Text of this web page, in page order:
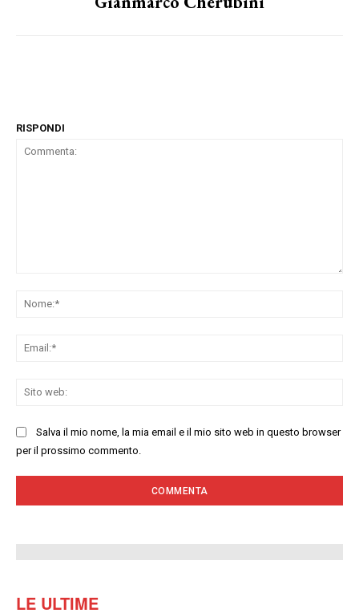
RISPONDI
Salva il mio nome, la mia email e il mio sito web in questo browser
per il prossimo commento.
LE ULTIME